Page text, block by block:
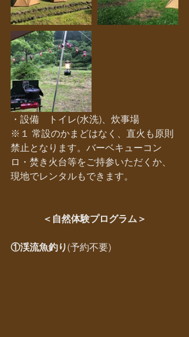
・設備　トイレ(水洗)、炊事場
※１ 常設のかまどはなく、直火も原則
禁止となります。バーベキューコン
ロ・焚き火台等をご持参いただくか、
現地でレンタルもできます。
＜自然体験プログラム＞
①渓流魚釣り (予約不要)